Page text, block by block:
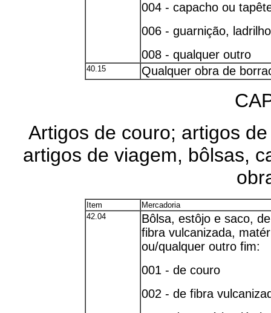
004 - capacho ou
006 - guarnição,
008 - qualquer outro
40.15 Qualquer obra de
Artigos de couro; artigos
artigos de viagem, bôlsas,
Item
Mercadoria
42.04
Bôlsa, estôjo e saco,
fibra vulcanizada,
ou/qualquer outro fim:
001 - de couro
002 - de fibra